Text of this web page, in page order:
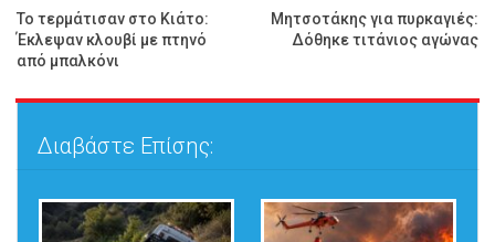
Το τερμάτισαν στο Κιάτο:
Έκλεψαν κλουβί με πτηνό
από μπαλκόνι
Μητσοτάκης για πυρκαγιές:
Δόθηκε τιτάνιος αγώνας
Διαβάστε Επίσης: